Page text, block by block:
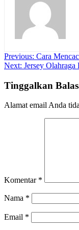
Navigasi
pos
Previous: Cara
Next: Jersey Olahraga
Tinggalkan
Alamat email Anda
Komentar *
Nama *
Email *